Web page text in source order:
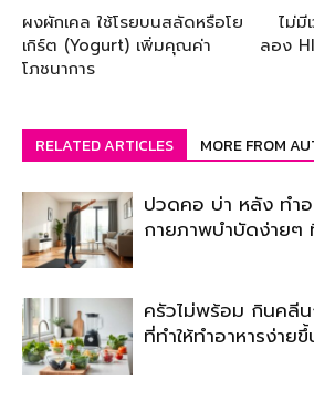
ผงผักเคล ใช้โรยบนสลัดหรือโย
เกิร์ต (Yogurt) เพิ่มคุณค่า
โภชนาการ
ไม่มี
ลอง
RELATED ARTICLES MORE FROM
ปวดคอ บ่า หลัง ทำอ
กายภาพบำบัดง่ายๆ
ครัวไม่พร้อม กินคลี
ที่ทำให้ทำอาหารง่าย